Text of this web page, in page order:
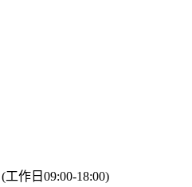
(工作日09:00-18:00)